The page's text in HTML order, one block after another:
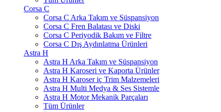
Corsa C
Corsa C Arka Takım ve Süspansiyon
Corsa C Fren Balatası ve Diski
Corsa C Periyodik Bakım ve Filtre
Corsa C Dış Aydınlatma Ürünleri
Astra H
Astra H Arka Takım ve Süspansiyon
Astra H Karoseri ve Kaporta Ürünler
Astra H Karoser iç Trim Malzemeleri
Astra H Multi Medya & Ses Sistemle
Astra H Motor Mekanik Parçaları
Tüm Ürünler